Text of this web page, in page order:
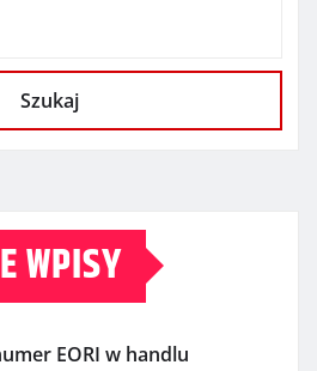
Szukaj
WPISY
EORI w handlu